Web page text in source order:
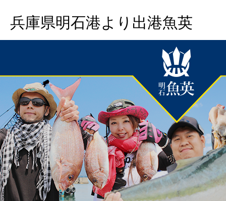
兵庫県明石港より出港魚英